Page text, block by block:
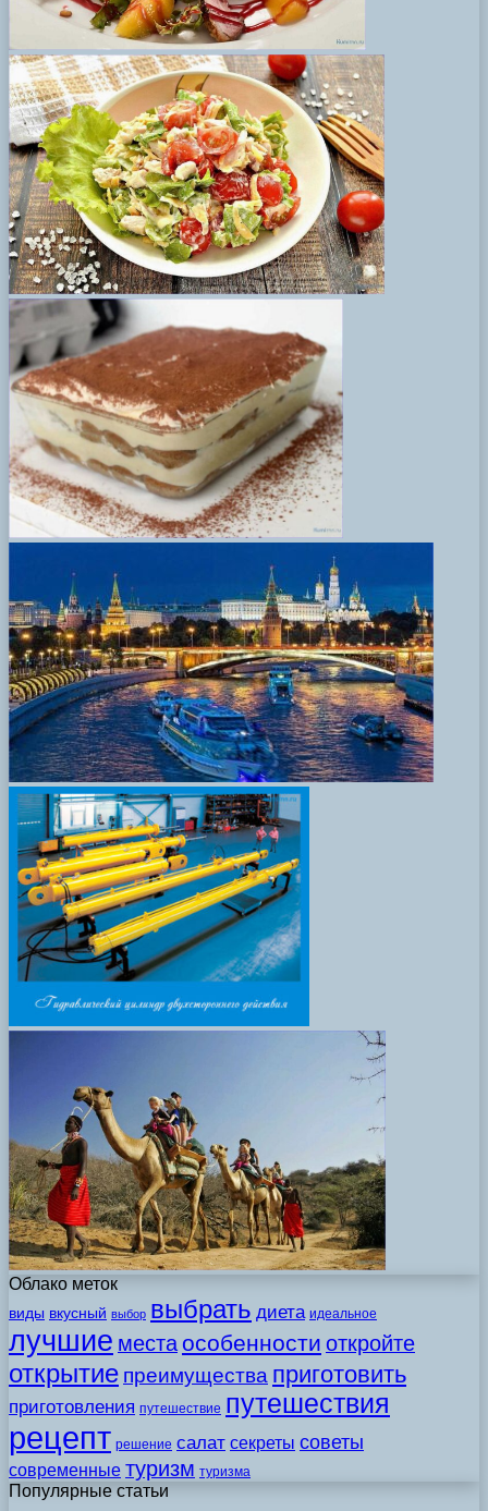
Облако меток
виды вкусный выбор выбрать диета идеальное
лучшие места особенности откройте
открытие преимущества приготовить
приготовления путешествие путешествия
рецепт решение салат секреты советы
современные туризм туризма
Популярные статьи